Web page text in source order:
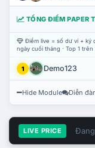
TỔNG ĐIỂM PAPER
Điểm live = số dư ví + ký
ngày cuối tháng · Top 1
1 Demo123
Hide Module Diễn
LIVE PRICE